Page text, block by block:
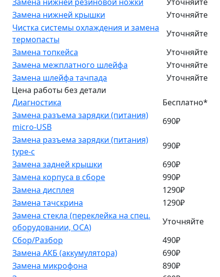
Замена нижней крышки
Уточняйте
Чистка системы охлаждения и замена
термопасты
Уточняйте
Замена топкейса
Уточняйте
Замена межплатного шлейфа
Уточняйте
Замена шлейфа тачпада
Уточняйте
Цена работы без детали
Диагностика
Бесплатно*
Замена разъема зарядки (питания)
micro-USB
690₽
Замена разъема зарядки (питания)
type-c
990₽
Замена задней крышки
690₽
Замена корпуса в сборе
990₽
Замена дисплея
1290₽
Замена тачскрина
1290₽
Замена стекла (переклейка на спец.
оборудовании, OCA)
Уточняйте
Сбор/Разбор
490₽
Замена АКБ (аккумулятора)
690₽
Замена микрофона
890₽